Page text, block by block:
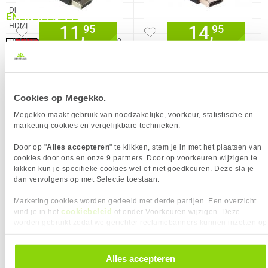
Cookies op Megekko.
Megekko maakt gebruik van noodzakelijke, voorkeur, statistische en
marketing cookies en vergelijkbare technieken.
Door op "Alles accepteren" te klikken, stem je in met het plaatsen van
cookies door ons en onze 9 partners. Door op voorkeuren wijzigen te
kikken kun je specifieke cookies wel of niet goedkeuren. Deze sla je
dan vervolgens op met Selectie toestaan.
Marketing cookies worden gedeeld met derde partijen. Een overzicht
vind je in het cookiebeleid of onder Voorkeuren wijzigen. Deze
alle cookies. Je kunt je gegeven toestemming altijd intrekken, dit doe je
door in de footer van onze website te klikken op ‘Cookievoorkeuren’
Alles accepteren
ENERGIELABEL
Displayport versie
HDMI
HDMI versie
2.0
Mini DisplayPort kwantiteit
USB-C
✖︎
Eigenschap Waarde
Ingebouwde microfoon
ERGONOMIE
Eigenschap Waarde
Bereik kantelhoek
-2 - 18°
Portretstand
✖︎
Draaibaar
✖︎
Hoogte verstelbaar
✖︎
On Screen Display (OSD)
✓︎
11,95 14,95
Philips Evnia 32M2C5501/00 32"
QHD 180Hz Curved VA Gaming
AOC Gaming CQ32G4VE 32" QHD
180Hz Curved VA Gaming Monitor